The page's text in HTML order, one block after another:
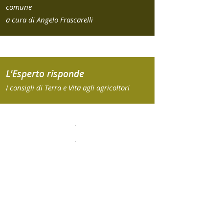
comune
a cura di Angelo Frascarelli
L'Esperto risponde
I consigli di Terra e Vita agli agricoltori